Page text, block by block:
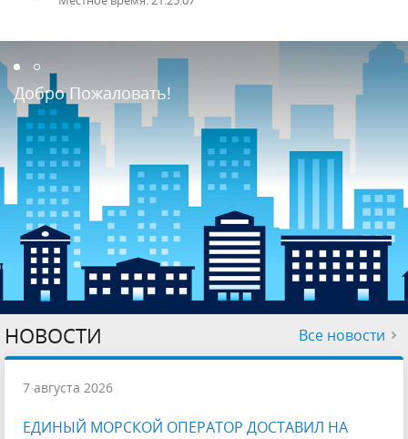
Добро Пожаловать!
НОВОСТИ Все новости
7 августа 2026
ЕДИНЫЙ МОРСКОЙ ОПЕРАТОР ДОСТАВИЛ НА